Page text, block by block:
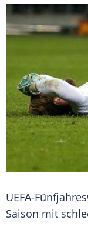
UEFA-
Saison mit